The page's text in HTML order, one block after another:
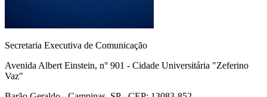
Secretaria Executiva de Comunicação
Avenida Albert Einstein, n° 901 - Cidade Universitária "Zeferino
Vaz"